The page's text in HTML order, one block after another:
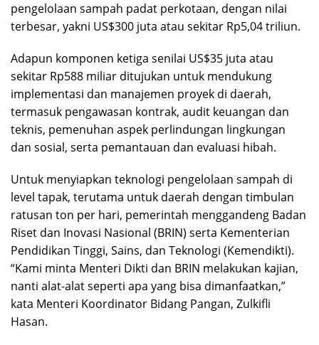
pengelolaan sampah padat perkotaan, dengan nilai
terbesar, yakni US$300 juta atau sekitar Rp5,04 triliun.
Adapun komponen ketiga senilai US$35 juta atau
sekitar Rp588 miliar ditujukan untuk mendukung
implementasi dan manajemen proyek di daerah,
termasuk pengawasan kontrak, audit keuangan dan
teknis, pemenuhan aspek perlindungan lingkungan
dan sosial, serta pemantauan dan evaluasi hibah.
Untuk menyiapkan teknologi pengelolaan sampah di
level tapak, terutama untuk daerah dengan timbulan
ratusan ton per hari, pemerintah menggandeng Badan
Riset dan Inovasi Nasional (BRIN) serta Kementerian
Pendidikan Tinggi, Sains, dan Teknologi (Kemendikti).
“Kami minta Menteri Dikti dan BRIN melakukan kajian,
nanti alat-alat seperti apa yang bisa dimanfaatkan,”
kata Menteri Koordinator Bidang Pangan, Zulkifli
Hasan.